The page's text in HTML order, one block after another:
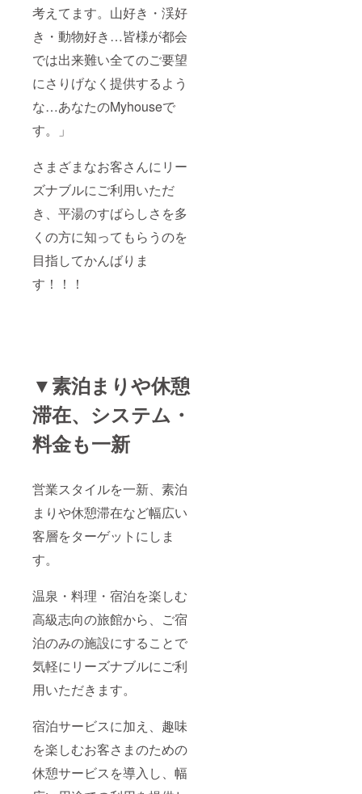
考えてます。山好き・渓好
き・動物好き…皆様が都会
では出来難い全てのご要望
にさりげなく提供するよう
な…あなたのMyhouseで
す。」
さまざまなお客さんにリー
ズナブルにご利用いただ
き、平湯のすばらしさを多
くの方に知ってもらうのを
目指してかんばりま
す！！！
▼素泊まりや休憩
滞在、システム・
料金も一新
営業スタイルを一新、素泊
まりや休憩滞在など幅広い
客層をターゲットにしま
す。
温泉・料理・宿泊を楽しむ
高級志向の旅館から、ご宿
泊のみの施設にすることで
気軽にリーズナブルにご利
用いただきます。
宿泊サービスに加え、趣味
を楽しむお客さまのための
休憩サービスを導入し、幅